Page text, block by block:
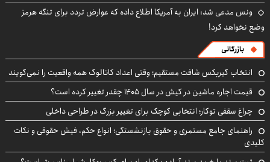
ونس مدعی شد: ایران به آمریکا اطلاع داده که عوارض تردد برای تنگه هرمز
وضع نخواهد کرد!
بازرگانی
انتخاب گیربکس شافت مستقیم؛ وقتی اعداد کاتالوگ همه واقعیت را نمی‌گویند
قیمت اجاره ماشین در کیش در سال ۱۴۰۵ چقدر تغییر کرده است؟
چراغ سقفی توکار؛ انتخابی کوچک برای تغییر بزرگ در طراحی داخلی
راهنمای جامع مستمری و حقوق بازنشستگی؛ انواع حکم، فیش حقوقی و نکات
کلیدی